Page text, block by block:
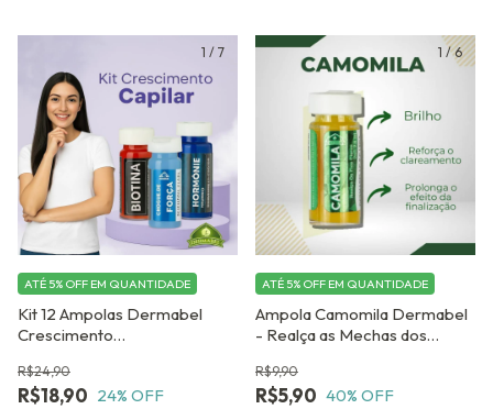
1 / 7
Kit 12 Ampolas Dermabel
Crescimento
R$18,90
R$24,90
24% OFF
ATÉ 5% OFF EM QUANTIDADE
1 /6
Ampola Camomila Dermabel
- Realça as Mechas dos
R$5,90
R$9,90
40% OFF
ATÉ 5% OFF EM QUANTIDADE